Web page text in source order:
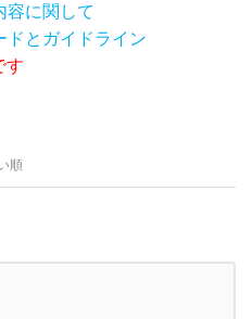
容に関して
ドとガイドライン
す
順